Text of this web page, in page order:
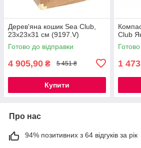
Дерев'яна кошик Sea Club,
23x23x31 см (9197.V)
Готово до відправки
4 905,90 ₴ 5 451 ₴
Купити
Club
1
Про нас
94% позитивних з 64 відгуків за рік